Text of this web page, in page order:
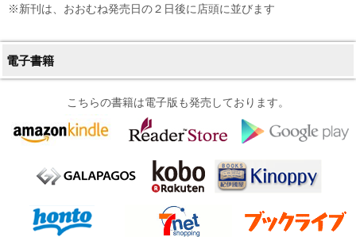
※新刊は、おおむね発売日の２日後に店頭に並びます
電子書籍
こちらの書籍は電子版も発売しております。